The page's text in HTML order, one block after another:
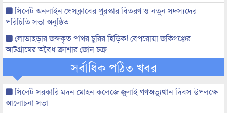
সিলেট অনলাইন প্রেসক্লাবের পুরস্কার বিতরণ ও নতুন সদস্যদের
পরিচিতি সভা অনুষ্ঠিত
লোভাছড়ার জব্দকৃত পাথর চুরির হিড়িক! বেপরোয়া জকিগঞ্জের
আটগ্রামের অবৈধ ক্রাশার জোন চক্র
সর্বাধিক পঠিত খবর
সিলেট সরকারি মদন মোহন কলেজে জুলাই গণঅভ্যুত্থান দিবস উপলক্ষে
আলোচনা সভা